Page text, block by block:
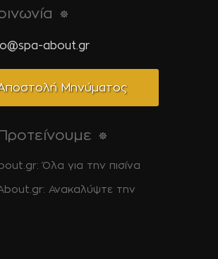
about.gr
Μηνύματος
Όλα για την πισίνα
Ανακαλύψτε την